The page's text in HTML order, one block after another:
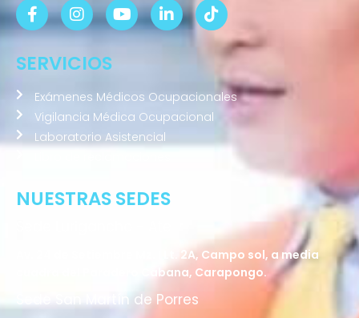
NUESTRAS SEDES
Av. 24 de Setiembre Mz. I Lt. 2A, Campo sol, a media
cuadra del Paradero Cabana, Carapongo.
Sede San Martín de Porres
SERVICIOS
Exámenes Médicos Ocupacionales
Vigilancia Médica Ocupacional
Laboratorio Asistencial